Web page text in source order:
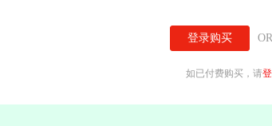
登录购买 OR
如已付费购买，请